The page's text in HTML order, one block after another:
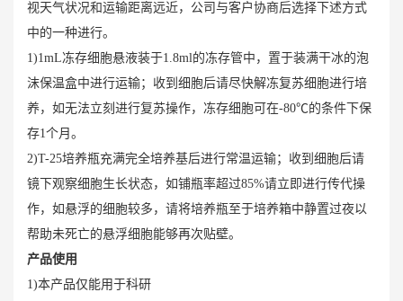
视天气状况和运输距离远近，公司与客户协商后选择下述方式
中的一种进行。
1)1mL冻存细胞悬液装于1.8ml的冻存管中，置于装满干冰的泡
沫保温盒中进行运输；收到细胞后请尽快解冻复苏细胞进行培
养，如无法立刻进行复苏操作，冻存细胞可在-80℃的条件下保
存1个月。
2)T-25培养瓶充满完全培养基后进行常温运输；收到细胞后请
镜下观察细胞生长状态，如铺瓶率超过85%请立即进行传代操
作，如悬浮的细胞较多，请将培养瓶至于培养箱中静置过夜以
帮助未死亡的悬浮细胞能够再次贴壁。
产品使用
1)本产品仅能用于科研